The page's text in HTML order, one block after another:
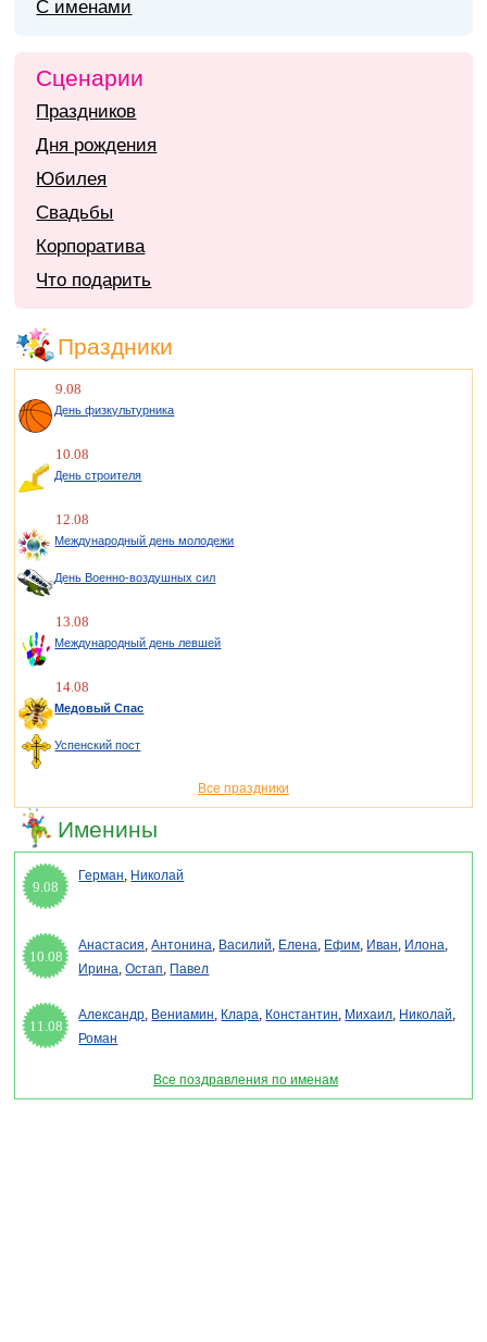
С именами
Сценарии
Праздников
Дня рождения
Юбилея
Свадьбы
Корпоратива
Что подарить
Праздники
9.08
День физкультурника
10.08
День строителя
12.08
Международный день молодежи
День Военно-воздушных сил
13.08
Международный день левшей
14.08
Медовый Спас
Успенский пост
Все праздники
Именины
9.08
Герман, Николай
10.08
Анастасия,Антонина, Василий, Елена, Ефим, Иван, Илона,
Ирина,Остап, Павел
11.08
Александр, Вениамин, Клара, Константин, Михаил, Николай,
Роман
Все поздравления по именам